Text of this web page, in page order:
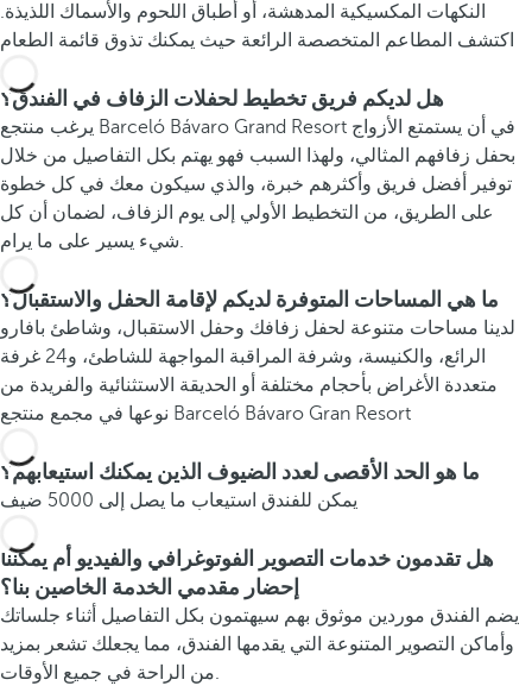
النكهات المكسيكية المدهشة، أو أطباق اللحوم والأسماك اللذيذة.
اكتشف المطاعم المتخصصة الرائعة حيث يمكنك تذوق قائمة الطعام
هل لديكم فريق تخطيط لحفلات الزفاف في الفندق؟
يرغب منتجع Barceló Bávaro Grand Resort في أن يستمتع الأزواج
بحفل زفافهم المثالي، ولهذا السبب فهو يهتم بكل التفاصيل من خلال
توفير أفضل فريق وأكثرهم خبرة، والذي سيكون معك في كل خطوة
على الطريق، من التخطيط الأولي إلى يوم الزفاف، لضمان أن كل
شيء يسير على ما يرام.
ما هي المساحات المتوفرة لديكم لإقامة الحفل والاستقبال؟
لدينا مساحات متنوعة لحفل زفافك وحفل الاستقبال، وشاطئ بافارو
الرائع، والكنيسة، وشرفة المراقبة المواجهة للشاطئ، و24 غرفة
متعددة الأغراض بأحجام مختلفة أو الحديقة الاستثنائية والفريدة من
نوعها في مجمع منتجع Barceló Bávaro Gran Resort
ما هو الحد الأقصى لعدد الضيوف الذين يمكنك استيعابهم؟
يمكن للفندق استيعاب ما يصل إلى 5000 ضيف
هل تقدمون خدمات التصوير الفوتوغرافي والفيديو أم يمكننا
إحضار مقدمي الخدمة الخاصين بنا؟
يضم الفندق موردين موثوق بهم سيهتمون بكل التفاصيل أثناء جلساتك
وأماكن التصوير المتنوعة التي يقدمها الفندق، مما يجعلك تشعر بمزيد
من الراحة في جميع الأوقات.